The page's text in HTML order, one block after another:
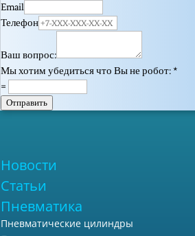
Email
Телефон
Ваш вопрос:
Мы хотим убедиться что Вы не робот:*
=
Отправить
Новости
Статьи
Пневматика
Пневматические цилиндры